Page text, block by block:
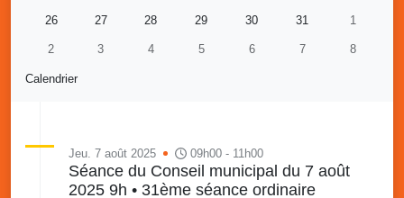
Calendrier
26 27 28 29 30 31 1
2 3 4 5 6 7 8
Jeu. 7 août 2025 09h00 - 11h00
Séance du Conseil municipal du 7 août
2025 9h • 31ème séance ordinaire